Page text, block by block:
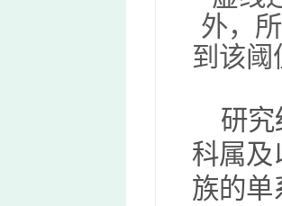
外，
到该阈
研
科属及
族的单